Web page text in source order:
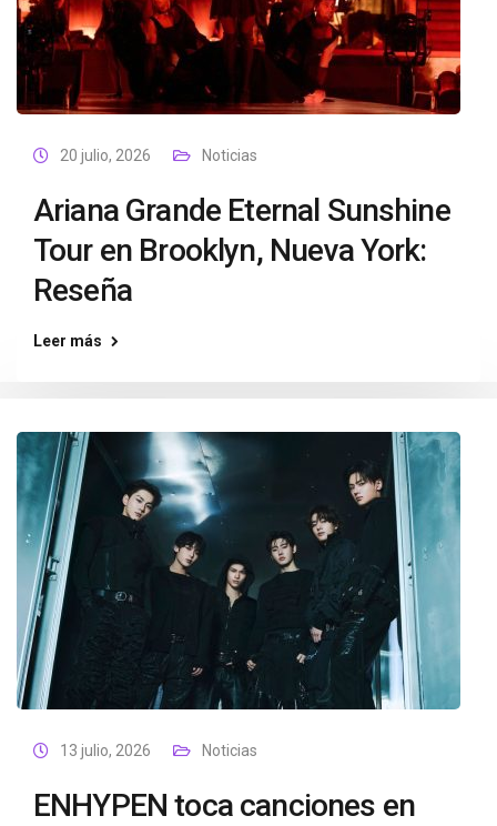
20 julio, 2026 Noticias
Ariana Grande Eternal Sunshine
Tour en Brooklyn, Nueva York:
Reseña
Leer más
13 julio, 2026 Noticias
ENHYPEN toca canciones en